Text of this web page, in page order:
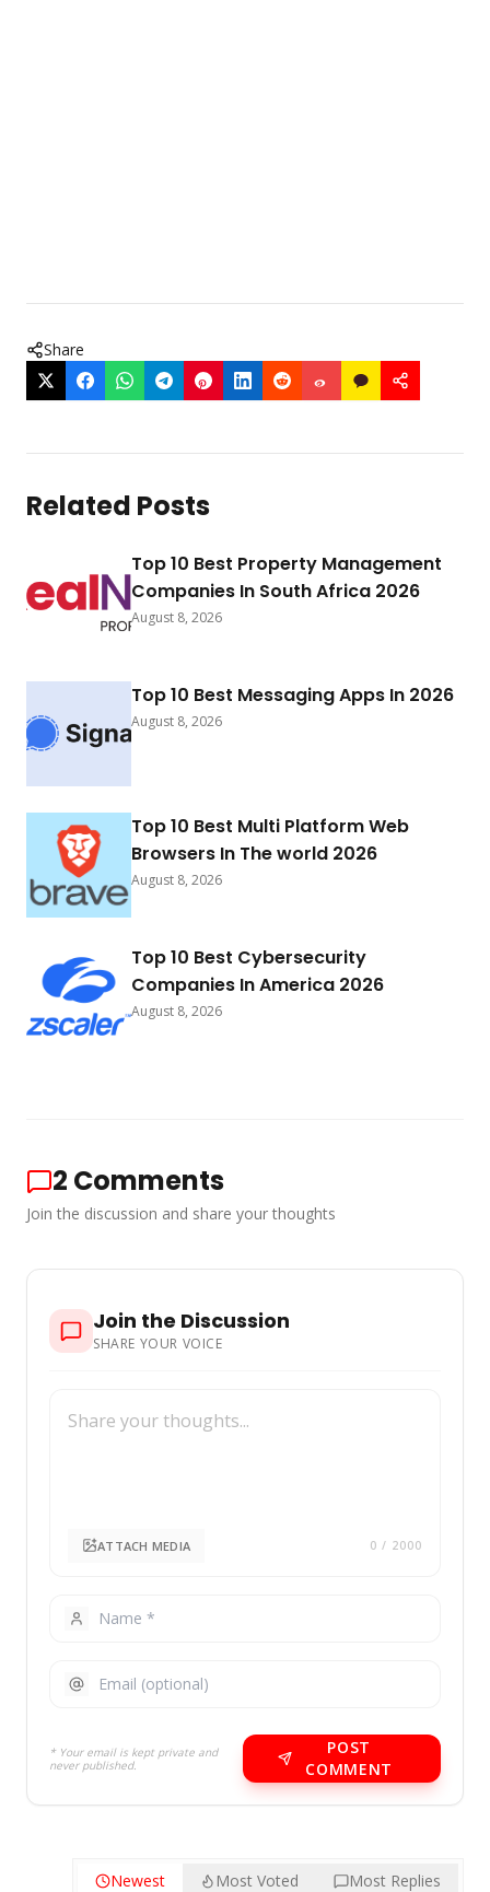
Share
Related Posts
Top 10 Best Property Management
Companies In South Africa 2026
August 8, 2026
Top 10 Best Messaging Apps In 2026
August 8, 2026
Top 10 Best Multi Platform Web
Browsers In The world 2026
August 8, 2026
Top 10 Best Cybersecurity
Companies In America 2026
August 8, 2026
2 Comments
Join the discussion and share your thoughts
Join the Discussion
SHARE YOUR VOICE
ATTACH MEDIA 0 / 2000
* Your email is kept private and
never published.
POST
COMMENT
Newest Most Voted Most Replies